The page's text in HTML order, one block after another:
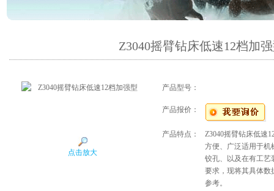
Z3040摇臂钻床低速12档加
点击放大
产品型号：
产品报价：
产品特点：
Z3040摇臂钻床低速
方便、广泛适用于机
铰孔、以及在有工艺
要求，现将其具体数
参考。